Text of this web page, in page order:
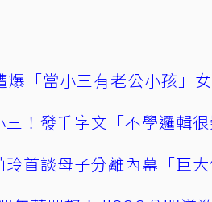
爆「當小三有老公小孩」
！發千字文「不學邏輯很
首談母子分離內幕「巨大